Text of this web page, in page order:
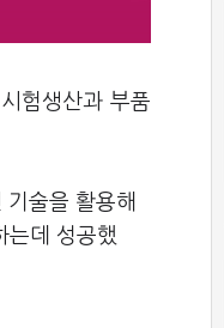
험생산과 부품
술을 활용해
는데 성공했